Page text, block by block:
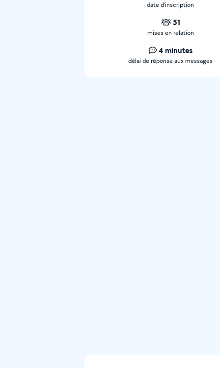
date d’inscription
51
mises en relation
4 minutes
délai de réponse aux messages